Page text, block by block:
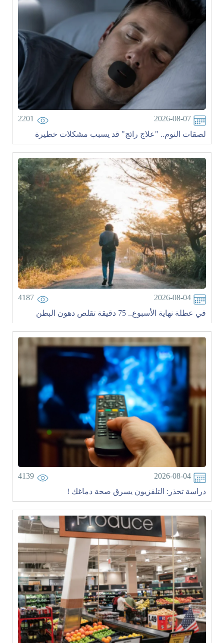
2026-08-07
2201
لصقات النوم.. "علاج رائج" قد يسبب مشكلات خطيرة
2026-08-04
4187
في عطلة نهاية الأسبوع.. 75 دقيقة تقلص دهون البطن
2026-08-04
4139
دراسة تحذر: التلفزيون يسرق صحة دماغك !